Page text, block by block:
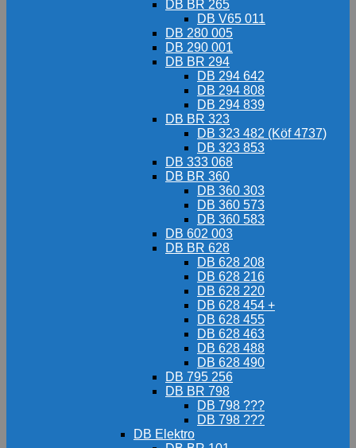
DB BR 265
DB V65 011
DB 280 005
DB 290 001
DB BR 294
DB 294 642
DB 294 808
DB 294 839
DB BR 323
DB 323 482 (Köf 4737)
DB 323 853
DB 333 068
DB BR 360
DB 360 303
DB 360 573
DB 360 583
DB 602 003
DB BR 628
DB 628 208
DB 628 216
DB 628 220
DB 628 454 +
DB 628 455
DB 628 463
DB 628 488
DB 628 490
DB 795 256
DB BR 798
DB 798 ???
DB 798 ???
DB Elektro